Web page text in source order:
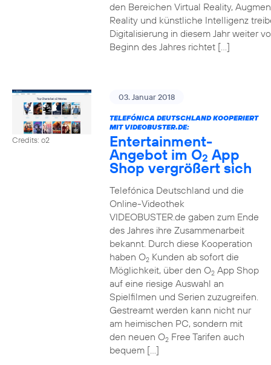
den Bereichen Virtual Reality,
Reality und künstliche Intelligenz
Digitalisierung in diesem Jahr weiter
Beginn des Jahres richtet […]
Credits: o2
03. Januar 2018
TELEFÓNICA DEUTSCHLAND KOOPERIERT
MIT VIDEOBUSTER.DE:
Entertainment-
Angebot im O2 App
Shop vergrößert sich
Telefónica Deutschland und die
Online-Videothek
VIDEOBUSTER.de gaben zum Ende
des Jahres ihre Zusammenarbeit
bekannt. Durch diese Kooperation
haben O2Kunden ab sofort die
Möglichkeit, über den O2App Shop
auf eine riesige Auswahl an
Spielfilmen und Serien zuzugreifen.
Gestreamt werden kann nicht nur
am heimischen PC, sondern mit
den neuen O2Free Tarifen auch
bequem […]